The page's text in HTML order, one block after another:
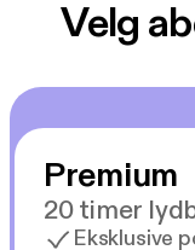
Velg
Premium
20 timer
Eksklusive